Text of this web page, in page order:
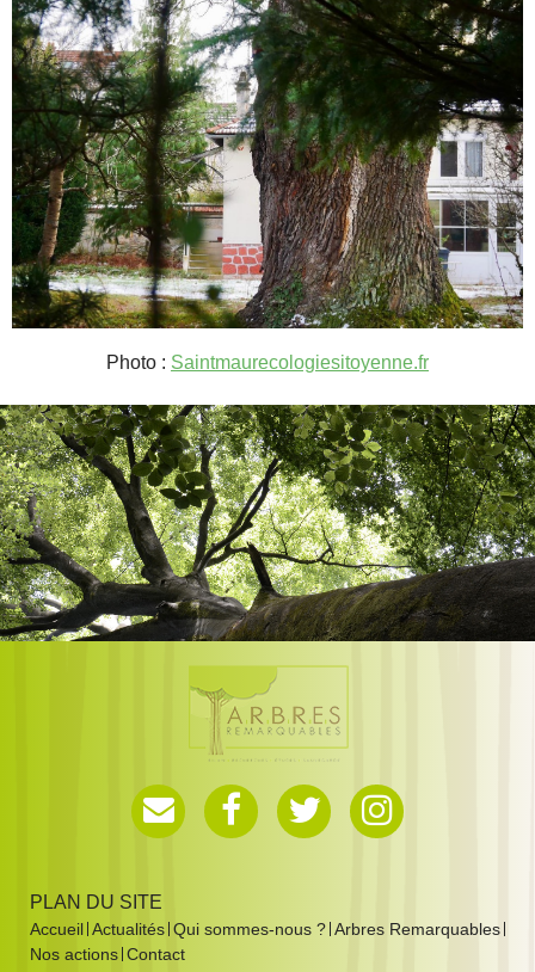
Photo : Saintmaurecologiesitoyenne.fr
PLAN DU SITE
Accueil Actualités Qui sommes-nous ? Arbres Remarquables
Nos actions Contact